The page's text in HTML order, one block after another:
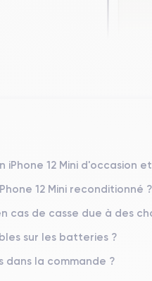
12 Mini d'occasion
12 Mini reconditionné ?
cas de casse due à des
sur les batteries ?
dans la commande ?